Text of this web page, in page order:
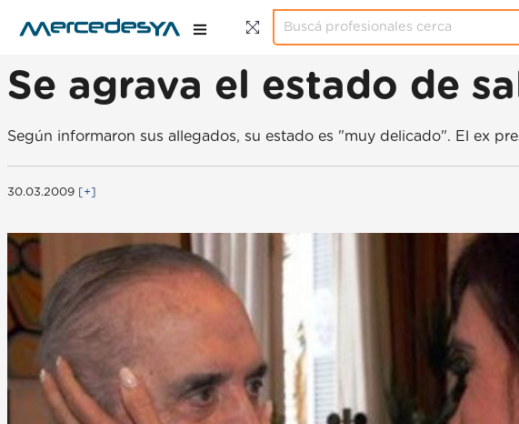
Se agrava el estado de
Según informaron sus allegados, su estado es "muy delicado". El ex
30.03.2009 [+]